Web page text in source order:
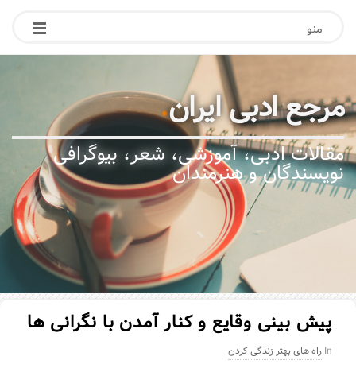
منو
مرجع ادبی ایران.
مقالات ادبی، آموزشی، شعر، بیوگرافی
نویسندگان و هنرمندان
پیش بینی وقایع و کنار آمدن با نگرانی ها
In راه های بهتر زندگی کردن